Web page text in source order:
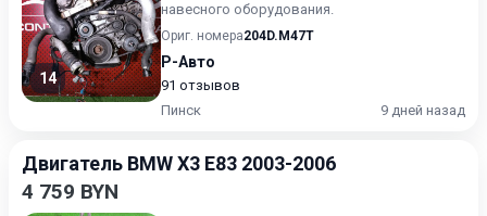
14
навесного оборудования.
Ориг. номера204D.M47T
Р-Авто
91 отзывов
Пинск
9 дней назад
Двигатель BMW X3 E83 2003-2006
4 759 BYN